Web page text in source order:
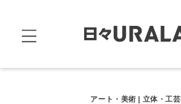
アート・美術 | 立体・工芸